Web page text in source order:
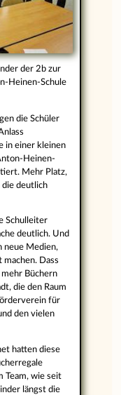
der 2b zur
Heinen-Schule
die Schüler
in einer kleinen
Heinen-
Mehr Platz,
die deutlich
Schulleiter
deutlich. Und
neue Medien,
Dass
Büchern
die den Raum
für
den vielen
hatten diese
Team, wie seit
längst die